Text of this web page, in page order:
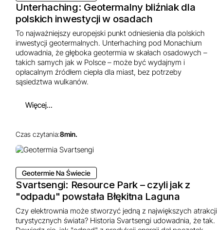
Unterhaching: Geotermalny bliźniak dla
polskich inwestycji w osadach
To najważniejszy europejski punkt odniesienia dla polskich
inwestycji geotermalnych. Unterhaching pod Monachium
udowadnia, że głęboka geotermia w skałach osadowych –
takich samych jak w Polsce – może być wydajnym i
opłacalnym źródłem ciepła dla miast, bez potrzeby
sąsiedztwa wulkanów.
Więcej...
Czas czytania:8min.
Geotermie Na Świecie
Svartsengi: Resource Park – czyli jak z
"odpadu" powstała Błękitna Laguna
Czy elektrownia może stworzyć jedną z największych atrakcji
turystycznych świata? Historia Svartsengi udowadnia, że tak.